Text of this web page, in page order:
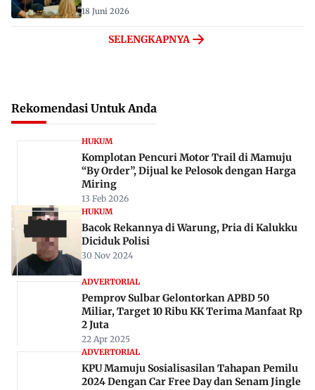
18 Juni 2026
SELENGKAPNYA
Rekomendasi Untuk Anda
HUKUM
Komplotan Pencuri Motor Trail di Mamuju
“By Order”, Dijual ke Pelosok dengan Harga
Miring
13 Feb 2026
HUKUM
Bacok Rekannya di Warung, Pria di Kalukku
Diciduk Polisi
30 Nov 2024
ADVERTORIAL
Pemprov Sulbar Gelontorkan APBD 50
Miliar, Target 10 Ribu KK Terima Manfaat Rp
2 Juta
22 Apr 2025
ADVERTORIAL
KPU Mamuju Sosialisasilan Tahapan Pemilu
2024 Dengan Car Free Day dan Senam Jingle